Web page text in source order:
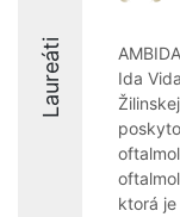
Laureáti
Ida
ktorá